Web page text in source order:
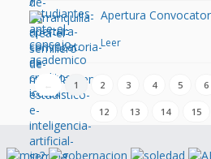
Apertura
Leer
← 1 2 3 4 5 6
12 13 14 15